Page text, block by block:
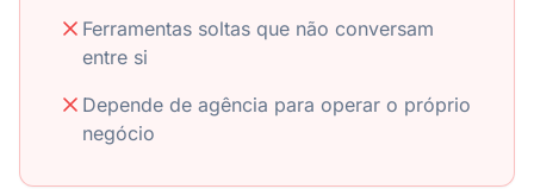
Ferramentas soltas que não conversam
entre si
Depende de agência para operar o próprio
negócio